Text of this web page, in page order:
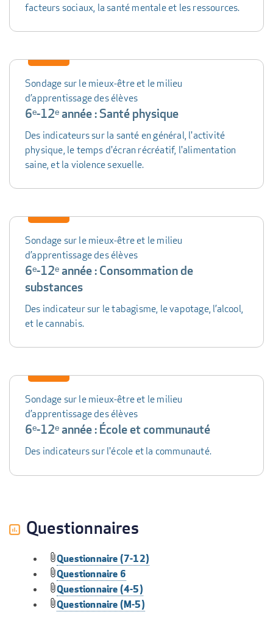
facteurs sociaux, la santé mentale et les ressources.
Sondage sur le mieux-être et le milieu
d’apprentissage des élèves
6ᵉ-12ᵉ année : Santé physique
Des indicateurs sur la santé en général, l'activité
physique, le temps d'écran récréatif, l'alimentation
saine, et la violence sexuelle.
Sondage sur le mieux-être et le milieu
d’apprentissage des élèves
6ᵉ-12ᵉ année : Consommation de
substances
Des indicateur sur le tabagisme, le vapotage, l’alcool,
et le cannabis.
Sondage sur le mieux-être et le milieu
d’apprentissage des élèves
6ᵉ-12ᵉ année : École et communauté
Des indicateurs sur l'école et la communauté.
Questionnaires
Questionnaire (7-12)
Questionnaire 6
Questionnaire (4-5)
Questionnaire (M-5)